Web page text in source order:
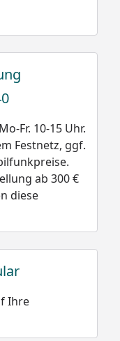
Fr. 10-15 Uhr.
Festnetz, ggf.
ab 300 €
diese
Ihre